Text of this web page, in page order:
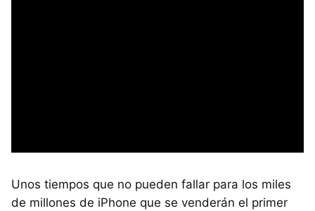
Unos tiempos que no pueden fallar para los miles
de millones de iPhone que se venderán el primer